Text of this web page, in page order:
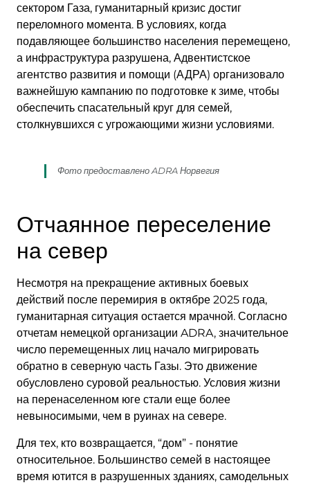
сектором Газа, гуманитарный кризис достиг
переломного момента. В условиях, когда
подавляющее большинство населения перемещено,
а инфраструктура разрушена, Адвентистское
агентство развития и помощи (АДРА) организовало
важнейшую кампанию по подготовке к зиме, чтобы
обеспечить спасательный круг для семей,
столкнувшихся с угрожающими жизни условиями.
Фото предоставлено ADRA Норвегия
Отчаянное переселение
на север
Несмотря на прекращение активных боевых
действий после перемирия в октябре 2025 года,
гуманитарная ситуация остается мрачной. Согласно
отчетам немецкой организации ADRA, значительное
число перемещенных лиц начало мигрировать
обратно в северную часть Газы. Это движение
обусловлено суровой реальностью. Условия жизни
на перенаселенном юге стали еще более
невыносимыми, чем в руинах на севере.
Для тех, кто возвращается, “дом” - понятие
относительное. Большинство семей в настоящее
время ютится в разрушенных зданиях, самодельных